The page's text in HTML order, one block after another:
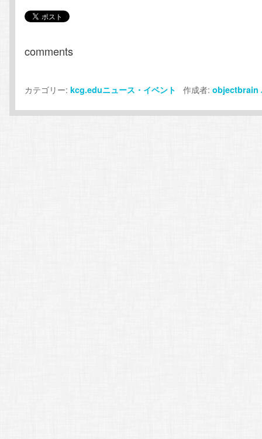
comments
カテゴリー:kcg.eduニュース・イベント 作成者:objectbrain